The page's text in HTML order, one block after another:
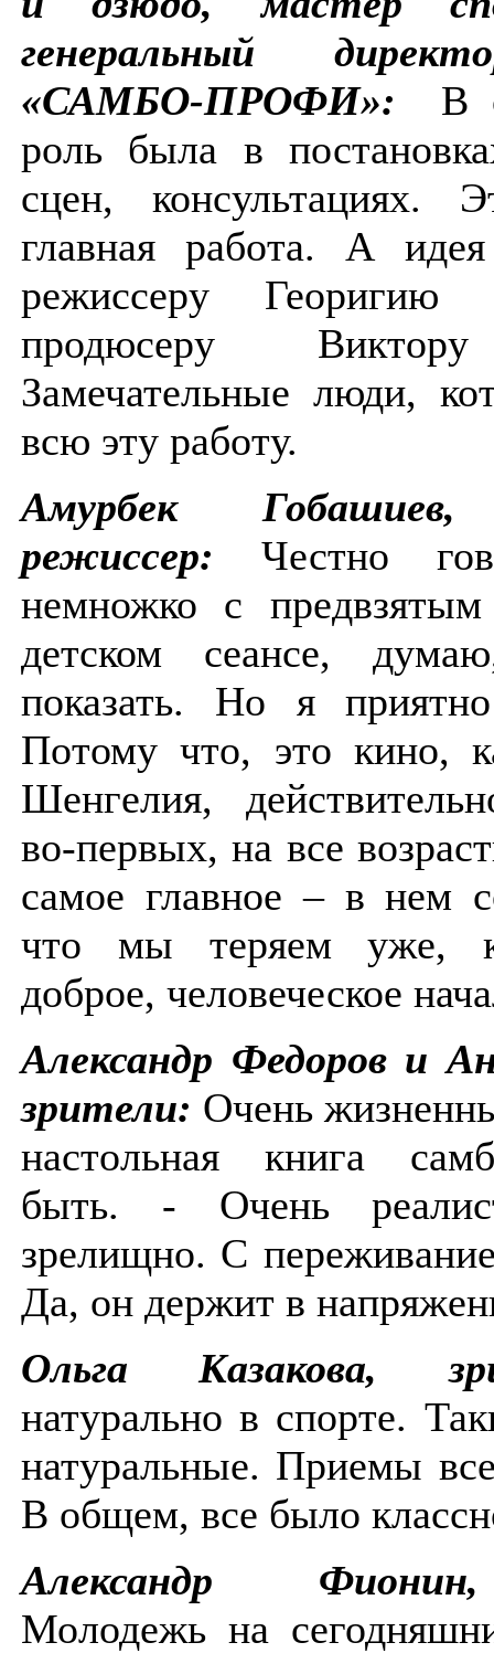
генеральный
«САМБО-ПРОФИ»: В
роль была в
сцен, консультациях.
главная работа. А
режиссеру
продюсеру
Замечательные люди,
всю эту работу.
Амурбек Гобашиев,
режиссер: Честно
немножко с
детском сеансе,
показать. Но я приятно
Потому что, это кино,
Шенгелия,
во-первых, на все
самое главное – в нем
что мы теряем уже,
доброе, человеческое
Александр Федоров и
зрители: Очень
настольная книга
быть. - Очень
зрелищно. С
Да, он держит в
Ольга Казакова,
натурально в спорте.
натуральные. Приемы
В общем, все было
Александр
Молодежь на